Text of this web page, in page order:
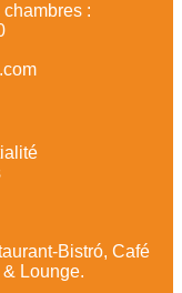
:
Bistró, Café
Lounge.